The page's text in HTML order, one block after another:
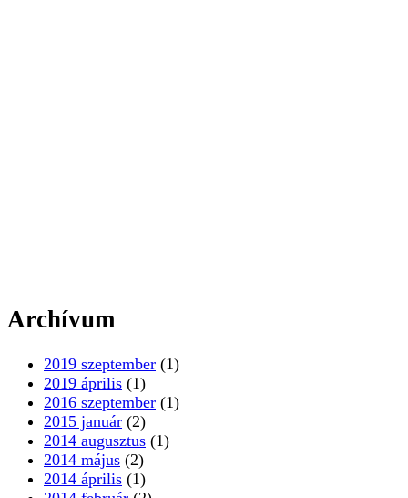
Archívum
2019 szeptember (1)
2019 április (1)
2016 szeptember (1)
2015 január (2)
2014 augusztus (1)
2014 május (2)
2014 április (1)